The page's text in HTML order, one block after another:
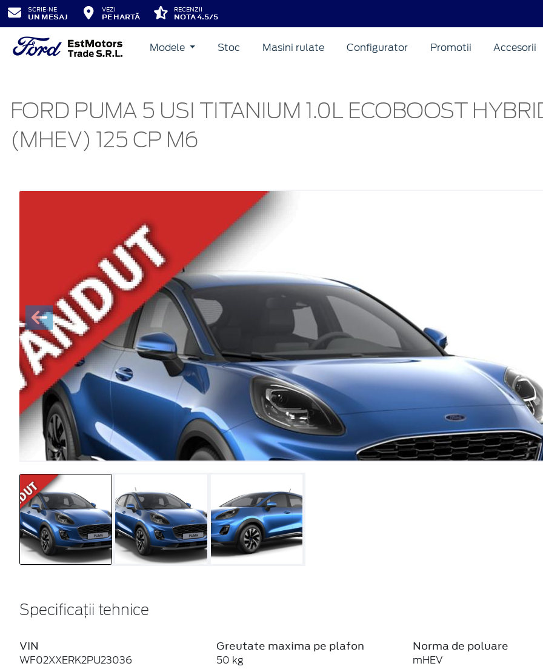
SCRIE-NE
UN MESAJ
VEZI
PE HARTĂ
RECENZII
NOTA 4.5/5
Modele Stoc Masini rulate Configurator Promotii Accesorii
FORD PUMA 5 USI TITANIUM 1.0L ECOBOOST
(MHEV) 125 CP M6
Specificații tehnice
VIN
WF02XXERK2PU23036
Greutate maxima pe plafon
50 kg
Norma de poluare
mHEV